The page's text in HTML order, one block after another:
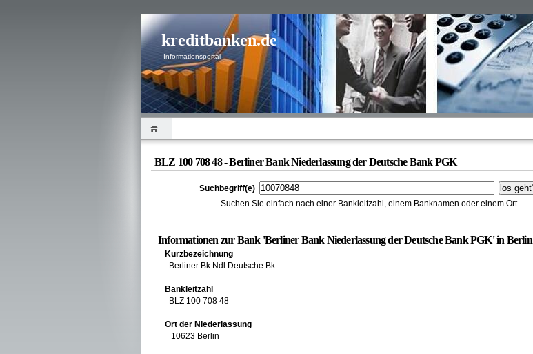
kreditbanken.de
Informationsportal
BLZ 100 708 48 - Berliner Bank Niederlassung der Deutsche Bank PGK
Suchbegriff(e)
Suchen Sie einfach nach einer Bankleitzahl, einem Banknamen oder einem Ort.
Informationen zur Bank 'Berliner Bank Niederlassung der Deutsche Bank PGK' in Berlin
Kurzbezeichnung
Berliner Bk Ndl Deutsche Bk
Bankleitzahl
BLZ 100 708 48
Ort der Niederlassung
10623 Berlin